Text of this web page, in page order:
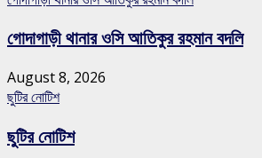
গোদাগাড়ী থানার ওসি আতিকুর রহমান বদলি
August 8, 2026
ছুটির নোটিশ
ছুটির নোটিশ